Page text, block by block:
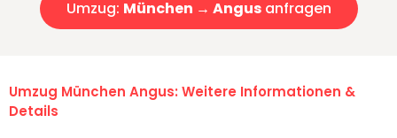
Umzug: München → Angusanfragen
Umzug München Angus: Weitere Informationen &
Details